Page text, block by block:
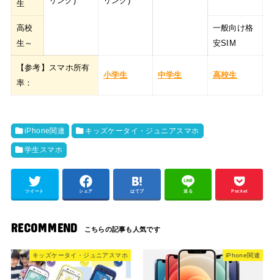
生
高校
生～
一般向け格
安SIM
【参考】スマホ所有
率：
小学生 中学生 高校生
iPhone関連 キッズケータイ・ジュニアスマホ
学生スマホ
ツイート シェア はてブ 送る Pocket
RECOMMEND
キッズケータイ・ジュニアスマホ iPhone関連